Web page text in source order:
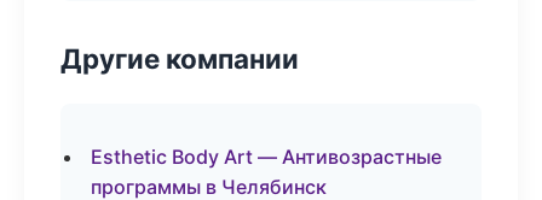
Другие компании
Esthetic Body Art — Антивозрастные
программы в Челябинск